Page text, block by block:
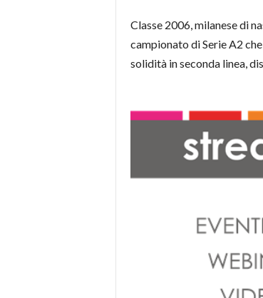
Classe 2006, milanese di
campionato di Serie A2
solidità in seconda linea,